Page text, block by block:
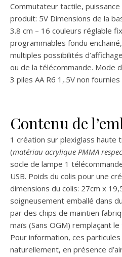
Commutateur tactile,
produit: 5V Dimensions de la
3.8 cm – 16 couleurs réglable
programmables fondu
multiples possibilités
ou de la télécommande. Mode
3 piles AA R6 1,.5V non fournies
Contenu de
1 création sur plexiglass haute
(matériau acrylique PMMA
socle de lampe 1
USB. Poids du colis pour une
dimensions du colis: 27cm x
soigneusement emballé dans
par des chips de maintien
maïs (Sans OGM) remplaçant
Pour information, ces
naturellement, en présence